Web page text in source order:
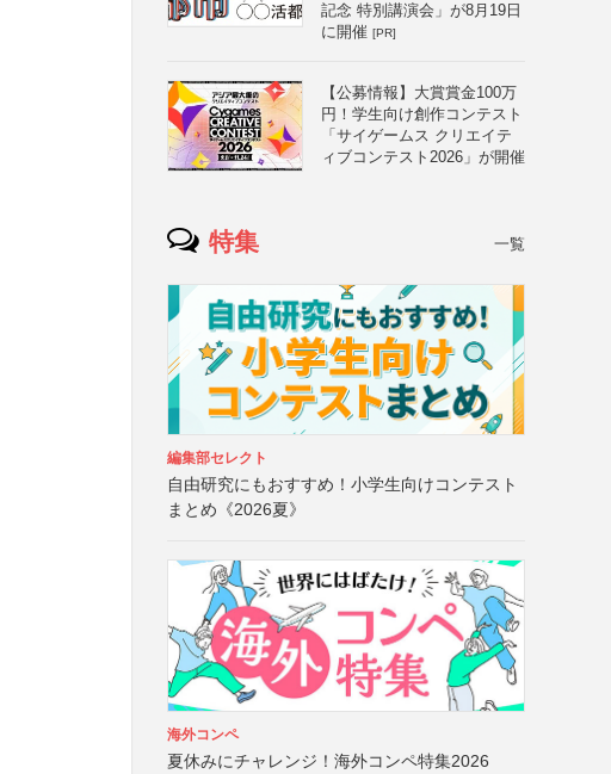
記念 特別講演会」が8月19日
に開催 [PR]
【公募情報】大賞賞金100万
円！学生向け創作コンテスト
「サイゲームス クリエイテ
ィブコンテスト2026」が開催
特集 一覧
編集部セレクト
自由研究にもおすすめ！小学生向けコンテスト
まとめ《2026夏》
海外コンペ
夏休みにチャレンジ！海外コンペ特集2026